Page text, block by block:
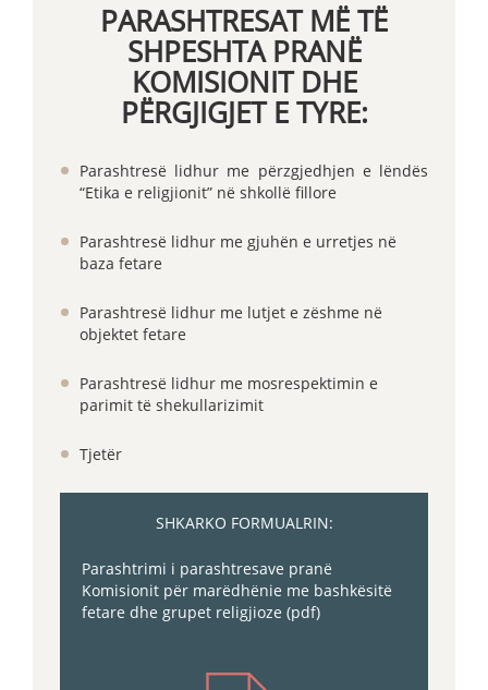
PARASHTRESAT MË TË
SHPESHTA PRANË
KOMISIONIT DHE
PËRGJIGJET E TYRE:
Parashtresë lidhur me përzgjedhjen e lëndës
“Etika e religjionit” në shkollë fillore
Parashtresë lidhur me gjuhën e urretjes në
baza fetare
Parashtresë lidhur me lutjet e zëshme në
objektet fetare
Parashtresë lidhur me mosrespektimin e
parimit të shekullarizimit
Tjetër
SHKARKO FORMUALRIN:
Parashtrimi i parashtresave pranë
Komisionit për marëdhënie me bashkësitë
fetare dhe grupet religjioze (pdf)